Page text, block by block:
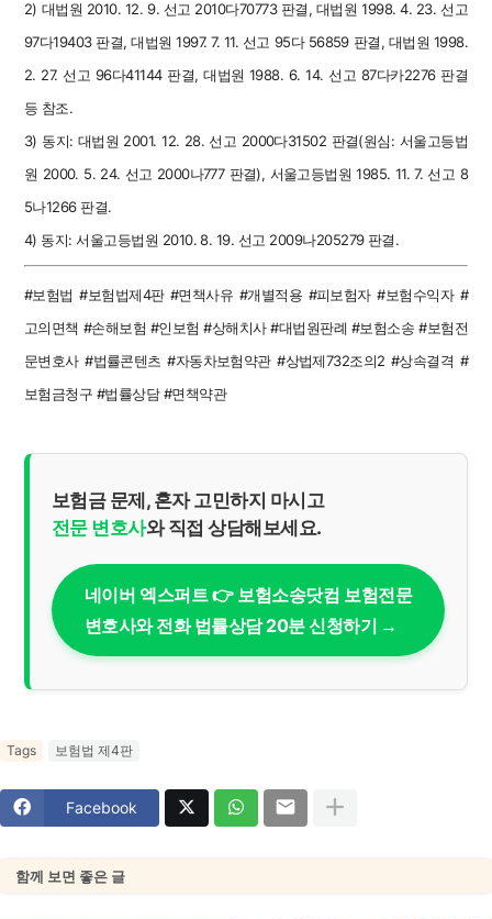
2) 대법원 2010. 12. 9. 선고 2010다70773 판결, 대법원 1998. 4. 23. 선고
97다19403 판결, 대법원 1997. 7. 11. 선고 95다 56859 판결, 대법원 1998.
2. 27. 선고 96다41144 판결, 대법원 1988. 6. 14. 선고 87다카2276 판결
등 참조.
3) 동지: 대법원 2001. 12. 28. 선고 2000다31502 판결(원심: 서울고등법
원 2000. 5. 24. 선고 2000나777 판결), 서울고등법원 1985. 11. 7. 선고 8
5나1266 판결.
4) 동지: 서울고등법원 2010. 8. 19. 선고 2009나205279 판결.
#보험법 #보험법제4판 #면책사유 #개별적용 #피보험자 #보험수익자 #
고의면책 #손해보험 #인보험 #상해치사 #대법원판례 #보험소송 #보험전
문변호사 #법률콘텐츠 #자동차보험약관 #상법제732조의2 #상속결격 #
보험금청구 #법률상담 #면책약관
보험금 문제, 혼자 고민하지 마시고
전문 변호사와 직접 상담해보세요.
네이버 엑스퍼트 👉 보험소송닷컴 보험전문
변호사와 전화 법률상담 20분 신청하기 →
Tags 보험법 제4판
Facebook
함께 보면 좋은 글